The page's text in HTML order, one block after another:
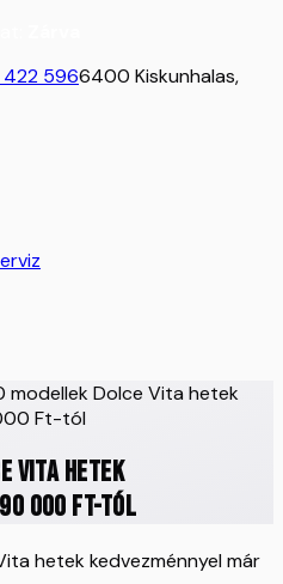
5966400 Kiskunhalas,
modellek Dolce Vita hetek
Ft-tól
Vita hetek
000 Ft-tól